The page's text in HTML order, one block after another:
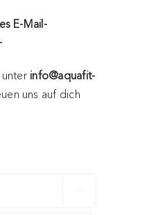
E-Mail-
info@aquafit-
uns auf dich